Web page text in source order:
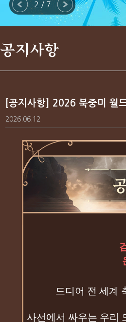
3 / 7
공지사항
[공지사항] 2026 북중미 월
2026.06.12
드디어 전 세계
사선에서 싸우는 우리